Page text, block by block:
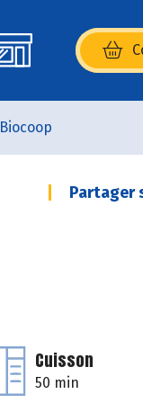
(s’ouvre
Biocoop
Partager
Cuisson
50 min